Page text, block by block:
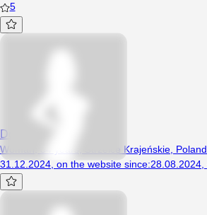
5
DobraRobota92
Woman, 34 years, Strzelce Krajeńskie, Poland
31.12.2024 on the website since:28.08.2024